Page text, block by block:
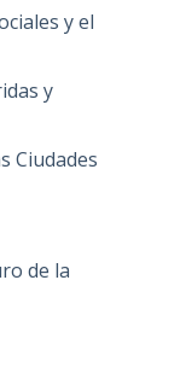
y el
y
Ciudades
de la